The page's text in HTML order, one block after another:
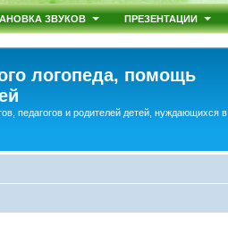
ЗВУКОВ ПРЕЗЕНТАЦИИ
логопеда, помощь
педагогов и родителей детей, нуждающихся в